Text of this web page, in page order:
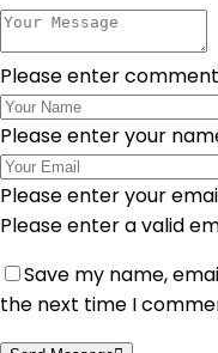
Please enter
Please enter your
Please enter your
Please enter a valid
Save my name,
the next time I